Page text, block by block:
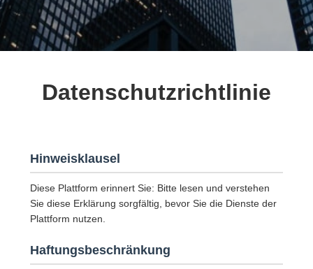
Datenschutzrichtlinie
Hinweisklausel
Diese Plattform erinnert Sie: Bitte lesen und verstehen
Sie diese Erklärung sorgfältig, bevor Sie die Dienste der
Plattform nutzen.
Haftungsbeschränkung